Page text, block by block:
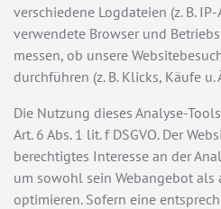
verschiedene Logdateien (z. B. IP-
verwendete Browser und
messen, ob unsere
durchführen (z. B. Klicks, Käufe u.
Die Nutzung dieses Analyse-
Art. 6 Abs. 1 lit. f DSGVO. Der
berechtigtes Interesse an der
um sowohl sein Webangebot als
optimieren. Sofern eine